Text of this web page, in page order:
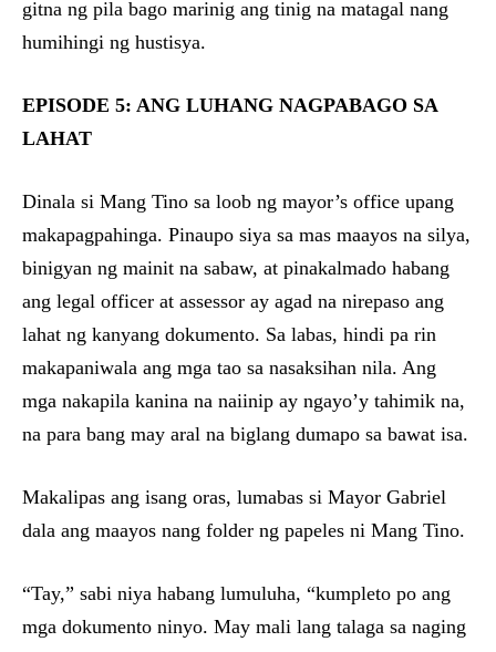
gitna ng pila bago marinig ang tinig na matagal nang
humihingi ng hustisya.
EPISODE 5: ANG LUHANG NAGPABAGO SA
LAHAT
Dinala si Mang Tino sa loob ng mayor’s office upang
makapagpahinga. Pinaupo siya sa mas maayos na silya,
binigyan ng mainit na sabaw, at pinakalmado habang
ang legal officer at assessor ay agad na nirepaso ang
lahat ng kanyang dokumento. Sa labas, hindi pa rin
makapaniwala ang mga tao sa nasaksihan nila. Ang
mga nakapila kanina na naiinip ay ngayo’y tahimik na,
na para bang may aral na biglang dumapo sa bawat isa.
Makalipas ang isang oras, lumabas si Mayor Gabriel
dala ang maayos nang folder ng papeles ni Mang Tino.
“Tay,” sabi niya habang lumuluha, “kumpleto po ang
mga dokumento ninyo. May mali lang talaga sa naging